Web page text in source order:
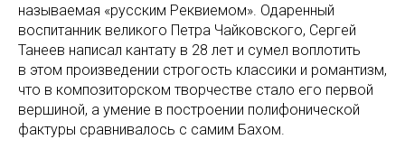
называемая «русским Реквиемом». Одаренный
воспитанник великого Петра Чайковского, Сергей
Танеев написал кантату в 28 лет и сумел воплотить
в этом произведении строгость классики и романтизм,
что в композиторском творчестве стало его первой
вершиной, а умение в построении полифонической
фактуры сравнивалось с самим Бахом.